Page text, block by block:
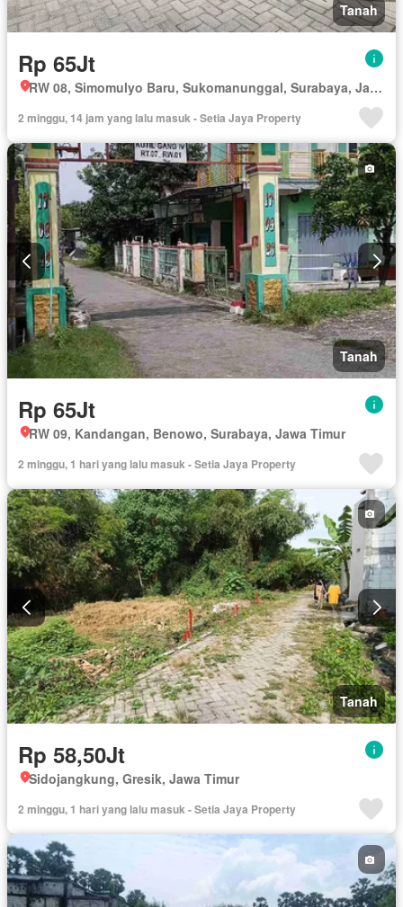
Tanah
Rp 65Jt
RW 08, Simomulyo Baru, Sukomanunggal, Surabaya, Jawa Timur
2 minggu, 14 jam yang lalu masuk - Setia Jaya Property
Tanah
Rp 65Jt
RW 09, Kandangan, Benowo, Surabaya, Jawa Timur
2 minggu, 1 hari yang lalu masuk - Setia Jaya Property
Tanah
Rp 58,50Jt
Sidojangkung, Gresik, Jawa Timur
2 minggu, 1 hari yang lalu masuk - Setia Jaya Property